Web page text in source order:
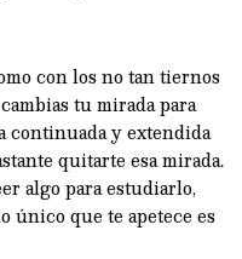
con los no tan tiernos
tu mirada para
continuada y extendida
quitarte esa mirada.
algo para estudiarlo,
único que te apetece es